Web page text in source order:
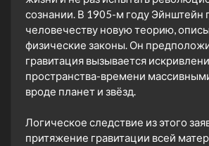
сознании. В 1905-м году Эйнштейн
человечеству новую теорию,
физические законы. Он
гравитация вызывается
пространства-времени
вроде планет и звёзд.
Логическое следствие из этого
притяжение гравитации всей